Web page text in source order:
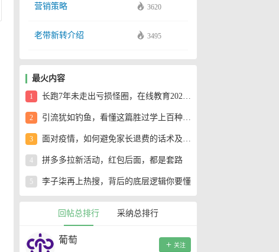
营销策略 3620
老带新转介绍 3495
最火内容
1 长跑7年未走出亏损怪圈，在线教育2020年会好吗？
2 引流犹如钓鱼，看懂这篇胜过学上百种引流方法！
3 面对疫情，如何避免家长退费的话术及学校问题应对！
4 拼多多拉新活动，红包后面，都是套路
5 李子柒再上热搜，背后的底层逻辑你要懂
回帖总排行 采纳总排行
葡萄
关注